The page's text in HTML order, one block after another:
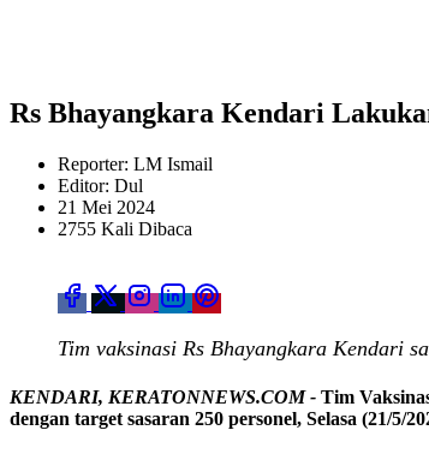
Rs Bhayangkara Kendari
Reporter: LM Ismail
Editor: Dul
21 Mei 2024
2755 Kali Dibaca
Tim vaksinasi Rs Bhayangkara Kendari
KENDARI, KERATONNEWS.COM - Tim
dengan target sasaran 250 personel, Selasa (21/5/